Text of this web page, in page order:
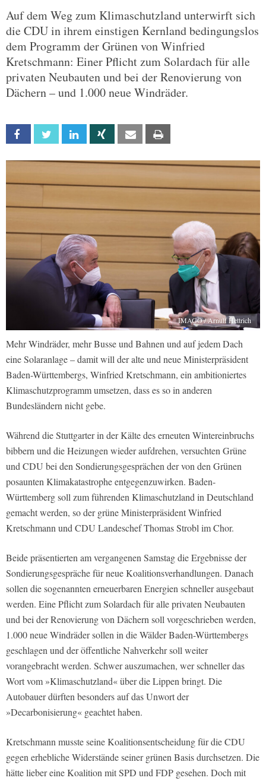
Auf dem Weg zum Klimaschutzland unterwirft sich
die CDU in ihrem einstigen Kernland bedingungslos
dem Programm der Grünen von Winfried
Kretschmann: Einer Pflicht zum Solardach für alle
privaten Neubauten und bei der Renovierung von
Dächern – und 1.000 neue Windräder.
Facebook Twitter Linkedin Xing Email
IMAGO / Arnulf Hettrich
Mehr Windräder, mehr Busse und Bahnen und auf jedem Dach
eine Solaranlage – damit will der alte und neue Ministerpräsident
Baden-Württembergs, Winfried Kretschmann, ein ambitioniertes
Klimaschutzprogramm umsetzen, dass es so in anderen
Bundesländern nicht gebe.
Während die Stuttgarter in der Kälte des erneuten Wintereinbruchs
bibbern und die Heizungen wieder aufdrehen, versuchten Grüne
und CDU bei den Sondierungsgesprächen der von den Grünen
posaunten Klimakatastrophe entgegenzuwirken. Baden-
Württemberg soll zum führenden Klimaschutzland in Deutschland
gemacht werden, so der grüne Ministerpräsident Winfried
Kretschmann und CDU Landeschef Thomas Strobl im Chor.
Beide präsentierten am vergangenen Samstag die Ergebnisse der
Sondierungsgespräche für neue Koalitionsverhandlungen. Danach
sollen die sogenannten erneuerbaren Energien schneller ausgebaut
werden. Eine Pflicht zum Solardach für alle privaten Neubauten
und bei der Renovierung von Dächern soll vorgeschrieben werden,
1.000 neue Windräder sollen in die Wälder Baden-Württembergs
geschlagen und der öffentliche Nahverkehr soll weiter
vorangebracht werden. Schwer auszumachen, wer schneller das
Wort vom »Klimaschutzland« über die Lippen bringt. Die
Autobauer dürften besonders auf das Unwort der
»Decarbonisierung« geachtet haben.
Kretschmann musste seine Koalitionsentscheidung für die CDU
gegen erhebliche Widerstände seiner grünen Basis durchsetzen. Die
hätte lieber eine Koalition mit SPD und FDP gesehen. Doch mit